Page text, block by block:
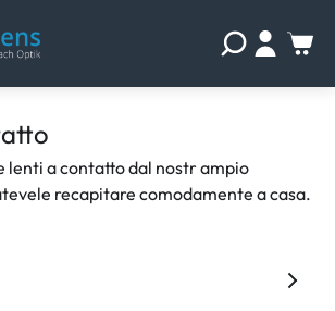
lenti a contatto dal nostr ampio
recapitare comodamente a casa.